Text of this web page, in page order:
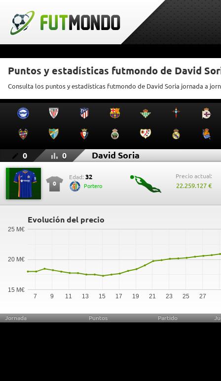
Puntos y estadísticas futmondo de David
Consulta los puntos y estadísticas futmondo de David Soria jornada a
0 0 David Soria
0
Edad: 32
Portero
Precio actual:
22.259.127 €
Evolución del precio
7 9 11 13 15 17 19 21 23 25 27
15 M€
20 M€
25 M€
Jornada Puntos Partido